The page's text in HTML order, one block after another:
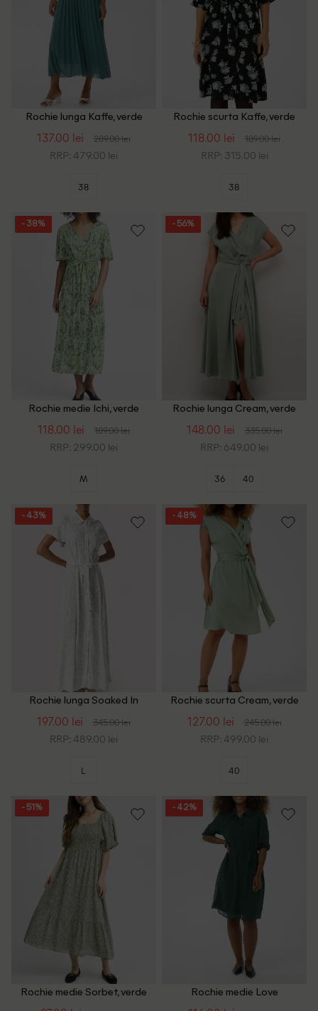
Rochie lunga Kaffe, verde
137.00 lei 289.00 lei
RRP: 479.00 lei
38
Rochie scurta Kaffe, verde
118.00 lei 189.00 lei
RRP: 315.00 lei
38
- 38%
Rochie medie Ichi, verde
118.00 lei 189.00 lei
RRP: 299.00 lei
M
- 56%
Rochie lunga Cream, verde
148.00 lei 335.00 lei
RRP: 649.00 lei
36 40
- 43%
Rochie lunga Soaked In
197.00 lei 345.00 lei
RRP: 489.00 lei
L
- 48%
Rochie scurta Cream, verde
127.00 lei 245.00 lei
RRP: 499.00 lei
40
- 51%
Rochie medie Sorbet, verde
- 42%
Rochie medie Love